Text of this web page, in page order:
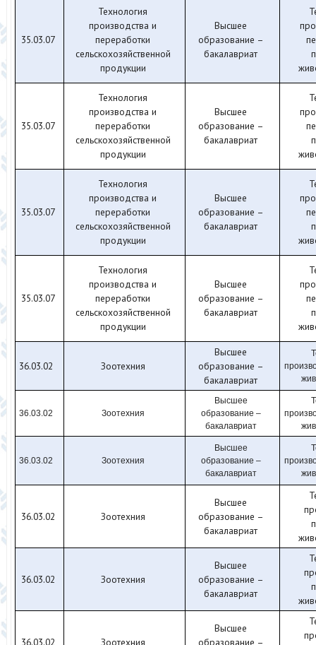
35.03.07
Технология
производства и
переработки
сельскохозяйственной
продукции
Высшее
образование –
бакалавриат
35.03.07
Технология
производства и
переработки
сельскохозяйственной
продукции
Высшее
образование –
бакалавриат
35.03.07
Технология
производства и
переработки
сельскохозяйственной
продукции
Высшее
образование –
бакалавриат
35.03.07
Технология
производства и
переработки
сельскохозяйственной
продукции
Высшее
образование –
бакалавриат
36.03.02 Зоотехния
Высшее
образование –
бакалавриат
36.03.02 Зоотехния
Высшее
образование –
бакалавриат
36.03.02 Зоотехния
Высшее
образование –
бакалавриат
36.03.02 Зоотехния
Высшее
образование –
бакалавриат
36.03.02 Зоотехния
Высшее
образование –
бакалавриат
36.03.02 Зоотехния
Высшее
образование –